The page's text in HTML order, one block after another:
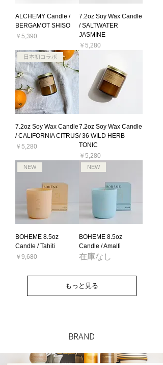
ALCHEMY Candle /
BERGAMOT SHISO
価格
￥5,390
7.2oz Soy Wax Candle
/ SALTWATER
JASMINE
価格
￥5,280
日本初コラボ
7.2oz Soy Wax Candle
/ CALIFORNIA CITRUS
価格
￥5,280
7.2oz Soy Wax Candle
/ 36 WILD HERB
TONIC
価格
￥5,280
NEW
BOHEME 8.5oz
Candle / Tahiti
価格
￥9,680
NEW
BOHEME 8.5oz
Candle / Amalfi
在庫なし
もっと見る
BRAND